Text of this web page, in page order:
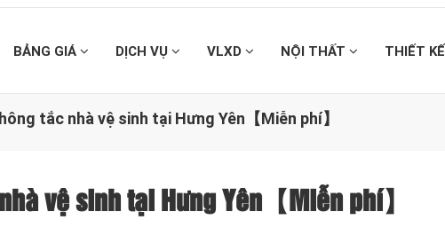
BẢNG GIÁ DỊCH VỤ VLXD NỘI THẤT THIẾT KẾ
tắc nhà vệ sinh tại Hưng Yên【Miễn phí】
vệ sinh tại Hưng Yên【Miễn phí】